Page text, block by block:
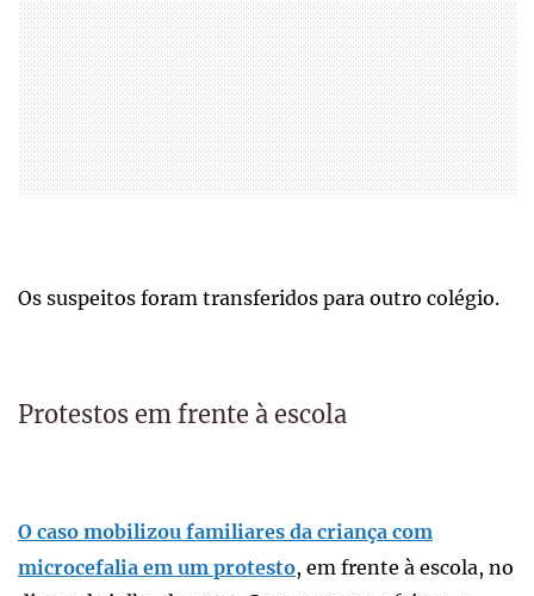
Os suspeitos foram transferidos para outro colégio.
Protestos em frente à escola
O caso mobilizou familiares da criança com
microcefalia em um protesto, em frente à escola, no